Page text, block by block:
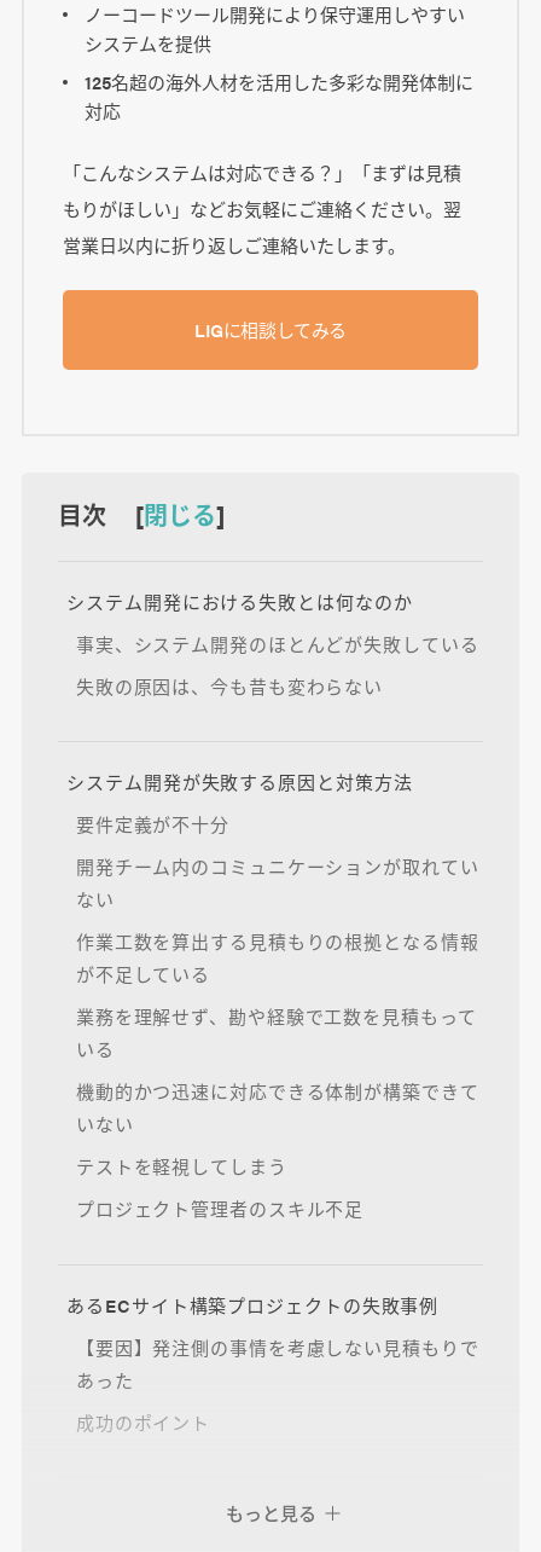
ノーコードツール開発により保守運用しやすい
システムを提供
125名超の海外人材を活用した多彩な開発体制に
対応
「こんなシステムは対応できる？」「まずは見積
もりがほしい」などお気軽にご連絡ください。翌
営業日以内に折り返しご連絡いたします。
LIGに相談してみる
目次 [閉じる]
システム開発における失敗とは何なのか
事実、システム開発のほとんどが失敗している
失敗の原因は、今も昔も変わらない
システム開発が失敗する原因と対策方法
要件定義が不十分
開発チーム内のコミュニケーションが取れてい
ない
作業工数を算出する見積もりの根拠となる情報
が不足している
業務を理解せず、勘や経験で工数を見積もって
いる
機動的かつ迅速に対応できる体制が構築できて
いない
テストを軽視してしまう
プロジェクト管理者のスキル不足
あるECサイト構築プロジェクトの失敗事例
【要因】発注側の事情を考慮しない見積もりで
あった
成功のポイント
成功率を100％へ導くには？
もっと見る